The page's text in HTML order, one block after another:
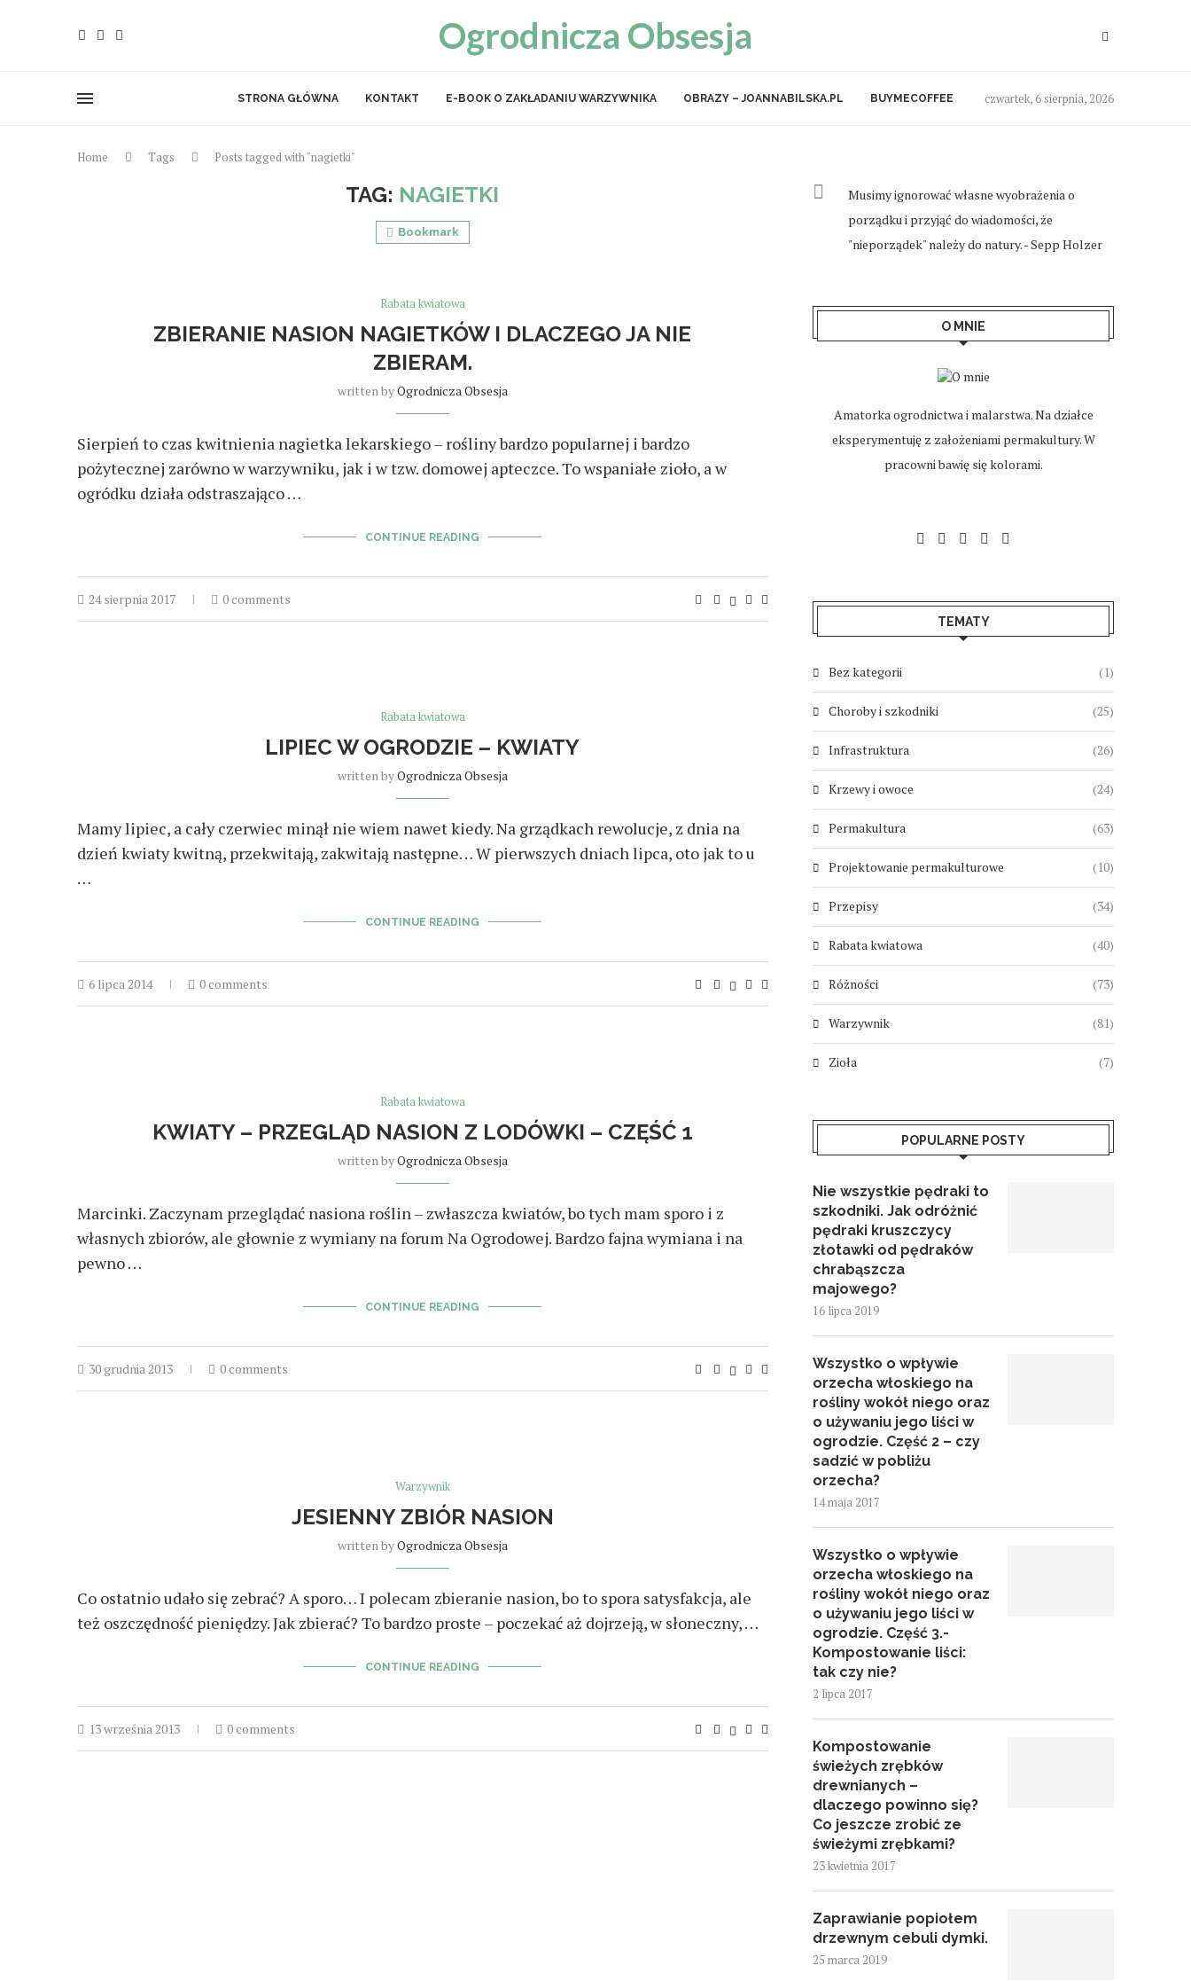
Ogrodnicza Obsesja
STRONA GŁÓWNA KONTAKT E-BOOK O ZAKŁADANIU WARZYWNIKA OBRAZY – JOANNABILSKA.PL BUYMECOFFEE czwartek, 6 sierpnia, 2026
Home Tags Posts tagged with "nagietki"
TAG: NAGIETKI
Bookmark
Rabata kwiatowa
ZBIERANIE NASION NAGIETKÓW I DLACZEGO JA NIE
ZBIERAM.
written byOgrodnicza Obsesja
Sierpień to czas kwitnienia nagietka lekarskiego – rośliny bardzo popularnej i bardzo
pożytecznej zarówno w warzywniku, jak i w tzw. domowej apteczce. To wspaniałe zioło, a w
ogródku działa odstraszająco …
CONTINUE READING
24 sierpnia 2017 0 comments
Rabata kwiatowa
LIPIEC W OGRODZIE – KWIATY
written byOgrodnicza Obsesja
Mamy lipiec, a cały czerwiec minął nie wiem nawet kiedy. Na grządkach rewolucje, z dnia na
dzień kwiaty kwitną, przekwitają, zakwitają następne… W pierwszych dniach lipca, oto jak to u
…
CONTINUE READING
6 lipca 2014 0 comments
Rabata kwiatowa
KWIATY – PRZEGLĄD NASION Z LODÓWKI – CZĘŚĆ 1
written byOgrodnicza Obsesja
Marcinki. Zaczynam przeglądać nasiona roślin – zwłaszcza kwiatów, bo tych mam sporo i z
własnych zbiorów, ale głownie z wymiany na forum Na Ogrodowej. Bardzo fajna wymiana i na
pewno …
CONTINUE READING
30 grudnia 2013 0 comments
Warzywnik
JESIENNY ZBIÓR NASION
written byOgrodnicza Obsesja
Co ostatnio udało się zebrać? A sporo… I polecam zbieranie nasion, bo to spora satysfakcja, ale
też oszczędność pieniędzy. Jak zbierać? To bardzo proste – poczekać aż dojrzeją, w słoneczny, …
CONTINUE READING
13 września 2013 0 comments
Musimy ignorować własne wyobrażenia o
porządku i przyjąć do wiadomości, że
"nieporządek" należy do natury. - Sepp Holzer
O MNIE
Amatorka ogrodnictwa i malarstwa. Na działce
eksperymentuję z założeniami permakultury. W
pracowni bawię się kolorami.
TEMATY
Bez kategorii (1)
Choroby i szkodniki (25)
Infrastruktura (26)
Krzewy i owoce (24)
Permakultura (63)
Projektowanie permakulturowe (10)
Przepisy (34)
Rabata kwiatowa (40)
Różności (73)
Warzywnik (81)
Zioła (7)
POPULARNE POSTY
Nie wszystkie pędraki to
szkodniki. Jak odróżnić
pędraki kruszczycy
złotawki od pędraków
chrabąszcza
majowego?
16 lipca 2019
Wszystko o wpływie
orzecha włoskiego na
rośliny wokół niego oraz
o używaniu jego liści w
ogrodzie. Część 2 – czy
sadzić w pobliżu
orzecha?
14 maja 2017
Wszystko o wpływie
orzecha włoskiego na
rośliny wokół niego oraz
o używaniu jego liści w
ogrodzie. Część 3.-
Kompostowanie liści:
tak czy nie?
2 lipca 2017
Kompostowanie
świeżych zrębków
drewnianych –
dlaczego powinno się?
Co jeszcze zrobić ze
świeżymi zrębkami?
23 kwietnia 2017
Zaprawianie popiołem
drzewnym cebuli dymki.
25 marca 2019